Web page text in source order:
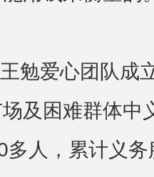
爱心团队成
及困难群体中
多人，累计义